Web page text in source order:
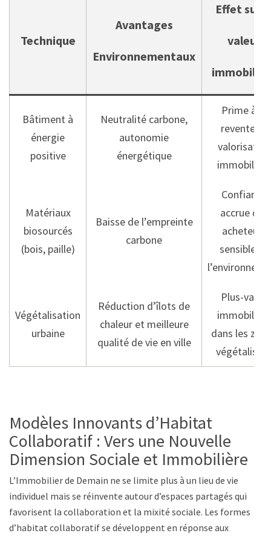
Technique
Avantages
Environnementaux
Effet sur
valeur
Bâtiment à
énergie
positive
Neutralité carbone,
autonomie
énergétique
Prime à la
revente et
valorisation
immobilière
Matériaux
biosourcés
(bois, paille)
Baisse de l’empreinte
carbone
Confiance
accrue des
acheteurs
sensibles à
Végétalisation
urbaine
Réduction d’îlots de
chaleur et meilleure
qualité de vie en ville
Plus-value
immobilière
dans les
Modèles Innovants d’Habitat
Collaboratif : Vers une Nouvelle
Dimension Sociale et Immobilière
L’Immobilier de Demain ne se limite plus à un lieu de vie
individuel mais se réinvente autour d’espaces partagés qui
favorisent la collaboration et la mixité sociale. Les formes
d’habitat collaboratif se développent en réponse aux